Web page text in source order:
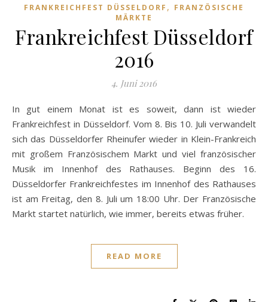
FRANKREICHFEST DÜSSELDORF , FRANZÖSISCHE
MÄRKTE
Frankreichfest Düsseldorf
2016
4. Juni 2016
In gut einem Monat ist es soweit, dann ist wieder
Frankreichfest in Düsseldorf. Vom 8. Bis 10. Juli verwandelt
sich das Düsseldorfer Rheinufer wieder in Klein-Frankreich
mit großem Französischem Markt und viel französischer
Musik im Innenhof des Rathauses. Beginn des 16.
Düsseldorfer Frankreichfestes im Innenhof des Rathauses
ist am Freitag, den 8. Juli um 18:00 Uhr. Der Französische
Markt startet natürlich, wie immer, bereits etwas früher.
READ MORE